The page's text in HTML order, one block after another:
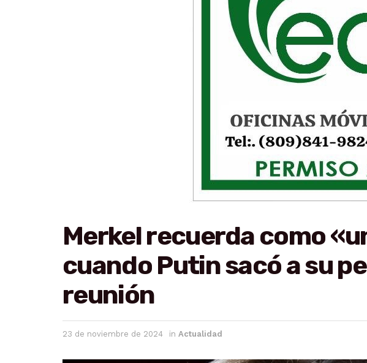
Merkel recuerda como
cuando Putin sacó a su
reunión
23 de noviembre de 2024 in Actualidad